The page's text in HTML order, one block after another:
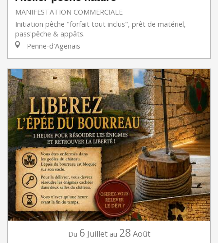
MANIFESTATION COMMERCIALE
Initiation pêche "forfait tout inclus", prêt de matériel,
pass'pêche & appâts.
Penne-d'Agenais
Du 6 Juillet au 28 Août